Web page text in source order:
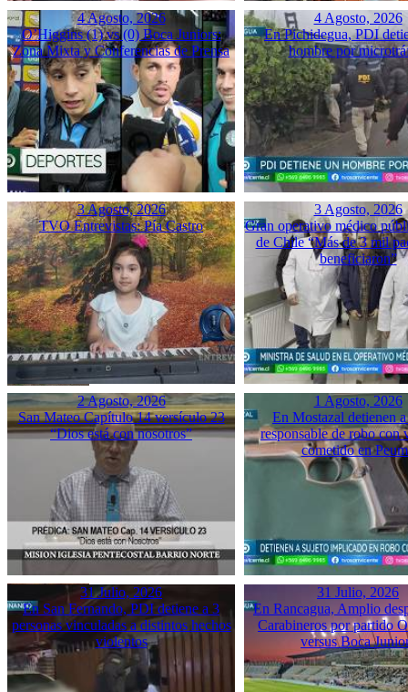
4 Agosto, 2026
O’Higgins (1) vs (0) Boca Juniors:
Zona Mixta y Conferencias de Prensa
4 Agosto, 2026
En Pichidegua, PDI
hombre por
3 Agosto, 2026
TVO Entrevistas: Pía Castro
3 Agosto, 2026
Gran operativo médico
de Chile “Más de 3 mil
beneficiaron”
2 Agosto, 2026
San Mateo Capítulo 14 versículo 23
“Dios está con nosotros”
1 Agosto, 2026
En Mostazal detienen
responsable de robo con
cometido en
31 Julio, 2026
En San Fernando, PDI detiene a 3
personas vinculadas a distintos hechos
violentos
31 Julio, 2026
En Rancagua, Amplio
Carabineros por partido
versus Boca